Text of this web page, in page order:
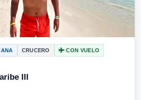
CRUCERO CON VUELO
III